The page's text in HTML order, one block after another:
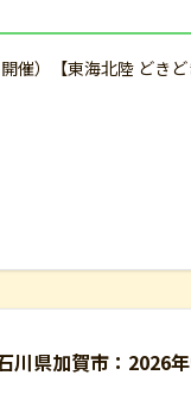
催）【東海北陸 どきど
県加賀市：2026